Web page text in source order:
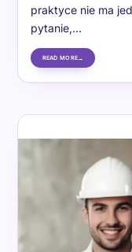
praktyce nie ma
pytanie,…
READ MORE